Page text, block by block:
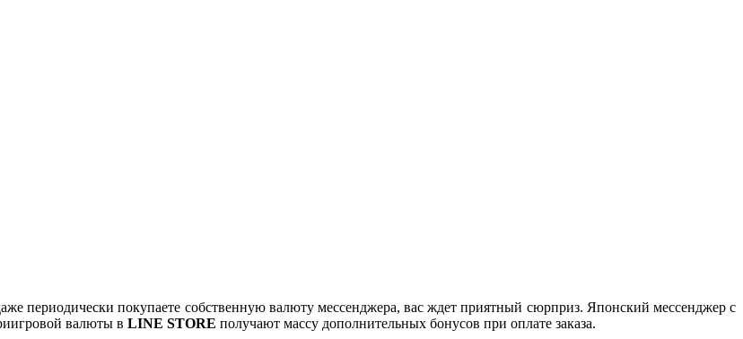
периодически покупаете собственную валюту мессенджера, вас ждет приятный сюрприз. Японский мессенджер с
валюты в LINE STORE получают массу дополнительных бонусов при оплате заказа.